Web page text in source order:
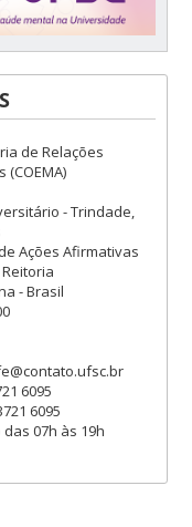
de Relações
(COEMA)
- Trindade,
Ações Afirmativas
- Brasil
6095
6095
07h às 19h